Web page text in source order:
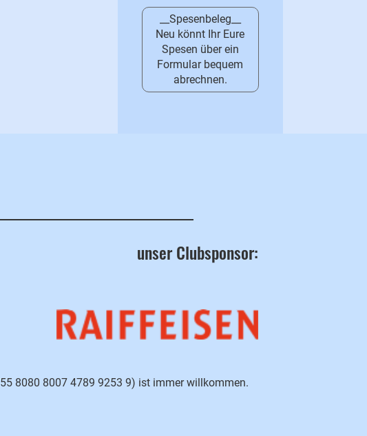
__Spesenbeleg__
Neu könnt Ihr Eure
Spesen über ein
Formular bequem
abrechnen.
unser Clubsponsor:
8080 8007 4789 9253 9) ist immer willkommen.